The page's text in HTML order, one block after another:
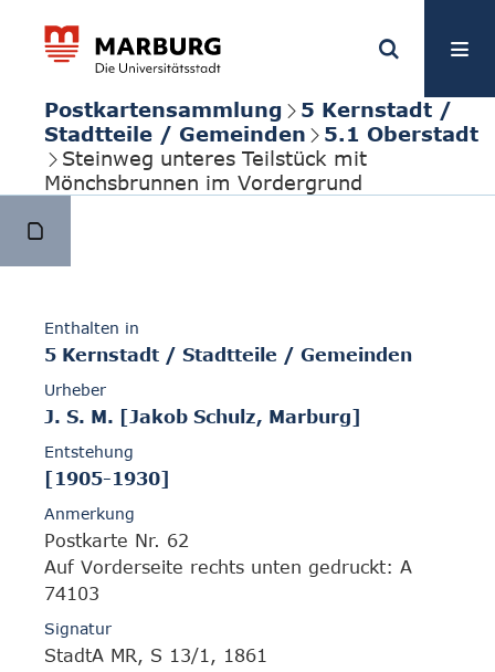
Postkartensammlung
5 Kernstadt /
Stadtteile / Gemeinden
5.1 Oberstadt
Steinweg unteres Teilstück mit
Mönchsbrunnen im Vordergrund
Enthalten in
5 Kernstadt / Stadtteile / Gemeinden
Urheber
J. S. M. [Jakob Schulz, Marburg]
Entstehung
[1905-1930]
Anmerkung
Postkarte Nr. 62
Auf Vorderseite rechts unten gedruckt: A
74103
Signatur
StadtA MR, S 13/1, 1861